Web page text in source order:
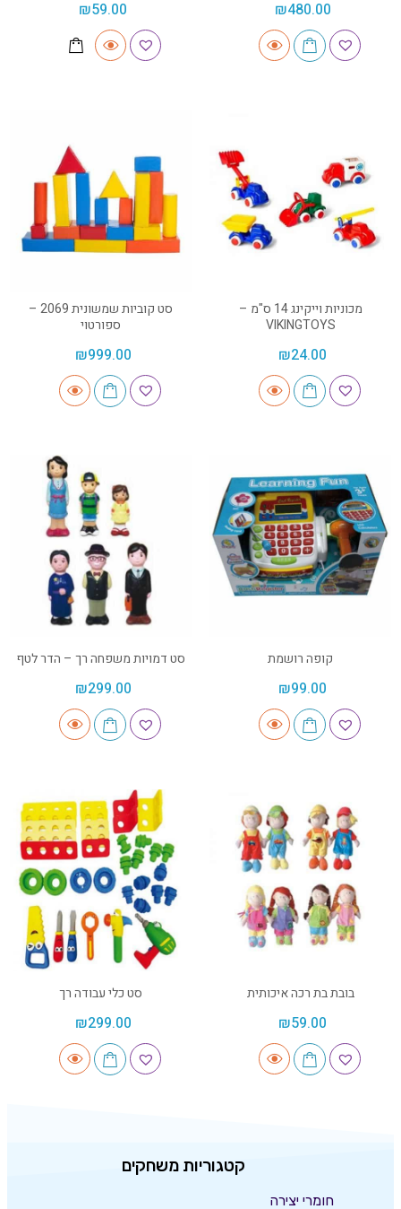
₪480.00
₪59.00
מכוניות וייקינג 14 ס"מ –
VIKINGTOYS
₪24.00
סט קוביות שמשונית 2069 –
ספורטוי
₪999.00
קופה רושמת
₪99.00
סט דמויות משפחה רך – הדר לטף
₪299.00
בובת בת רכה איכותית
₪59.00
סט כלי עבודה רך
₪299.00
קטגוריות משחקים
חומרי יצירה